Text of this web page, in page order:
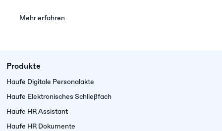
Mehr erfahren
Produkte
Haufe Digitale Personalakte
Haufe Elektronisches Schließfach
Haufe HR Assistant
Haufe HR Dokumente